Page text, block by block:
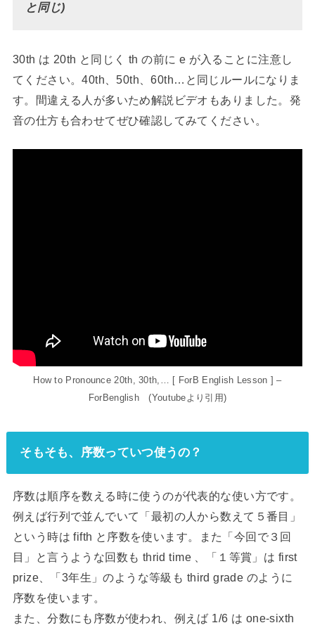
と同じ)
30th は 20th と同じく th の前に e が入ることに注意し
てください。40th、50th、60th…と同じルールになりま
す。間違える人が多いため解説ビデオもありました。発
音の仕方も合わせてぜひ確認してみてください。
How to Pronounce 20th, 30th,… [ ForB English Lesson ] –
ForBenglish (Youtubeより引用)
そもそも、序数っていつ使うの？
序数は順序を数える時に使うのが代表的な使い方です。
例えば行列で並んでいて「最初の人から数えて５番目」
という時は fifth と序数を使います。また「今回で３回
目」と言うような回数も thrid time 、「１等賞」は first
prize、「3年生」のような等級も third grade のように
序数を使います。
また、分数にも序数が使われ、例えば 1/6 は one-sixth